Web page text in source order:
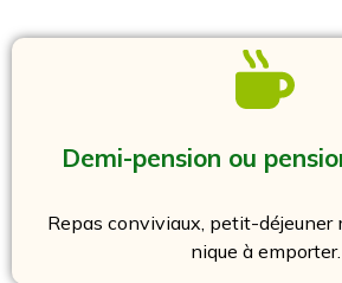
Demi-pension ou
Repas conviviaux, petit-déjeuner
nique à emporter.